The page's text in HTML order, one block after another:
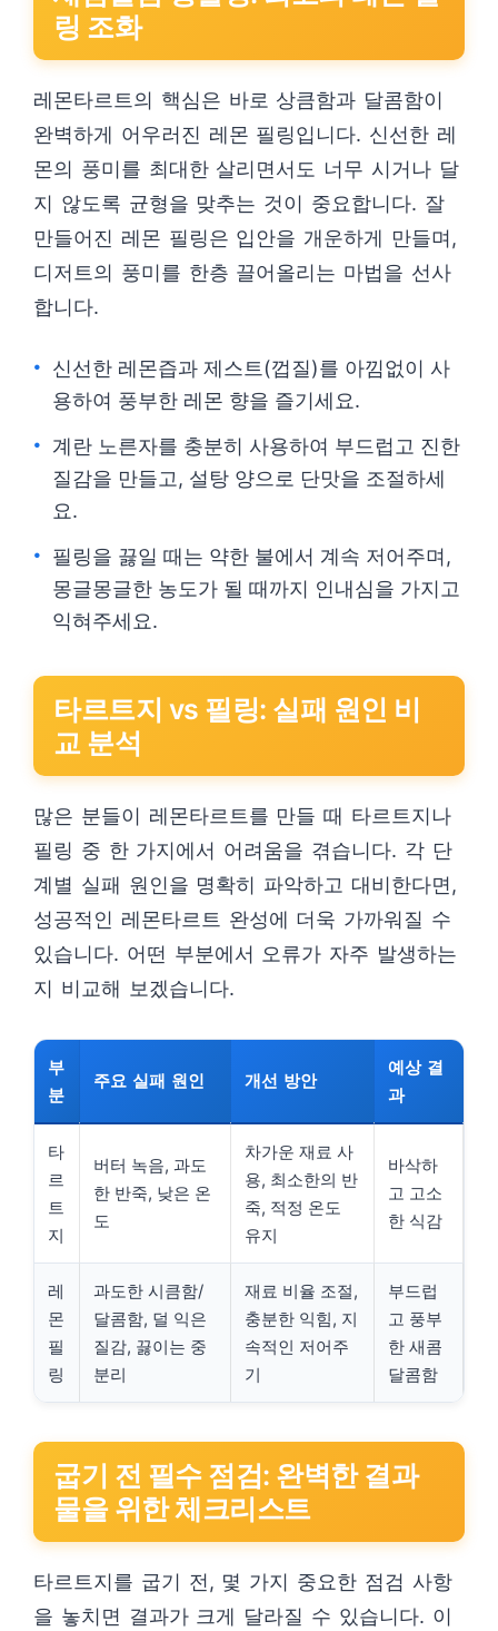
링 조화
레몬타르트의 핵심은 바로 상큼함과 달콤함이
완벽하게 어우러진 레몬 필링입니다. 신선한 레
몬의 풍미를 최대한 살리면서도 너무 시거나 달
지 않도록 균형을 맞추는 것이 중요합니다. 잘
만들어진 레몬 필링은 입안을 개운하게 만들며,
디저트의 풍미를 한층 끌어올리는 마법을 선사
합니다.
신선한 레몬즙과 제스트(껍질)를 아낌없이 사
용하여 풍부한 레몬 향을 즐기세요.
계란 노른자를 충분히 사용하여 부드럽고 진한
질감을 만들고, 설탕 양으로 단맛을 조절하세
요.
필링을 끓일 때는 약한 불에서 계속 저어주며,
몽글몽글한 농도가 될 때까지 인내심을 가지고
익혀주세요.
타르트지 vs 필링: 실패 원인 비
교 분석
많은 분들이 레몬타르트를 만들 때 타르트지나
필링 중 한 가지에서 어려움을 겪습니다. 각 단
계별 실패 원인을 명확히 파악하고 대비한다면,
성공적인 레몬타르트 완성에 더욱 가까워질 수
있습니다. 어떤 부분에서 오류가 자주 발생하는
지 비교해 보겠습니다.
부
분
주요 실패 원인 개선 방안
예상 결
과
타
르
트
지
버터 녹음, 과도
한 반죽, 낮은 온
도
차가운 재료 사
용, 최소한의 반
죽, 적정 온도
유지
바삭하
고 고소
한 식감
레
몬
필
링
과도한 시큼함/
달콤함, 덜 익은
질감, 끓이는 중
분리
재료 비율 조절,
충분한 익힘, 지
속적인 저어주
기
부드럽
고 풍부
한 새콤
달콤함
굽기 전 필수 점검: 완벽한 결과
물을 위한 체크리스트
타르트지를 굽기 전, 몇 가지 중요한 점검 사항
을 놓치면 결과가 크게 달라질 수 있습니다. 이